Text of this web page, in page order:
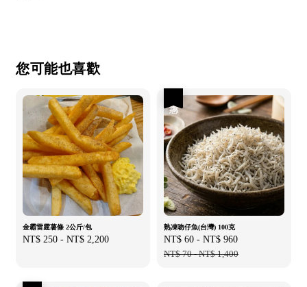
您可能也喜歡
金霸雷霆薯條 2公斤/包
Regular
NT$ 250 - NT$ 2,200
熟凍吻仔魚(台灣) 100克
Sale
price
NT$ 60 - NT$ 960
NT$ 70-NT$ 1,400